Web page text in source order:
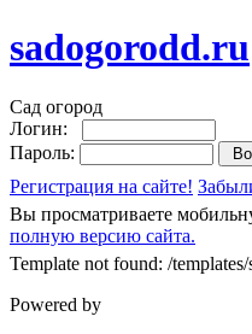
sadogorodd.ru
Сад огород
Логин:
Пароль:
Регистрация на сайте!
Вы просматриваете
полную версию сайта.
Template not found: /
Powered by